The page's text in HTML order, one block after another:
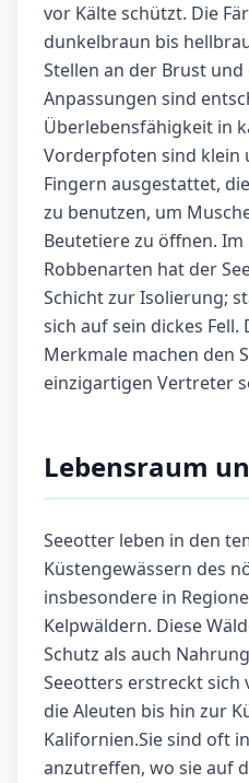
vor Kälte schützt. Die
dunkelbraun bis
Stellen an der Brust und
Anpassungen sind
Überlebensfähigkeit in
Vorderpfoten sind klein
Fingern ausgestattet,
zu benutzen, um
Beutetiere zu öffnen.
Robbenarten hat der
Schicht zur Isolierung;
sich auf sein dickes
Merkmale machen den
einzigartigen Vertreter
Lebensraum
Seeotter leben in den
Küstengewässern des
insbesondere in
Kelpwäldern. Diese
Schutz als auch
Seeotters erstreckt sich
die Aleuten bis hin zur
Kalifornien.Sie sind oft
anzutreffen, wo sie auf